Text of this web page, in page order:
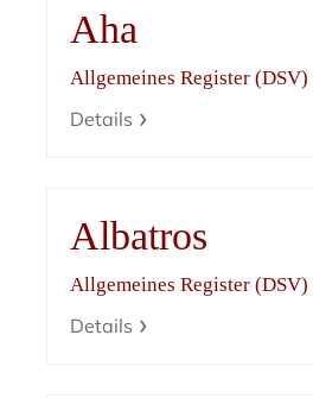
Aha
Allgemeines Register (DSV)
Details
Albatros
Allgemeines Register (DSV)
Details